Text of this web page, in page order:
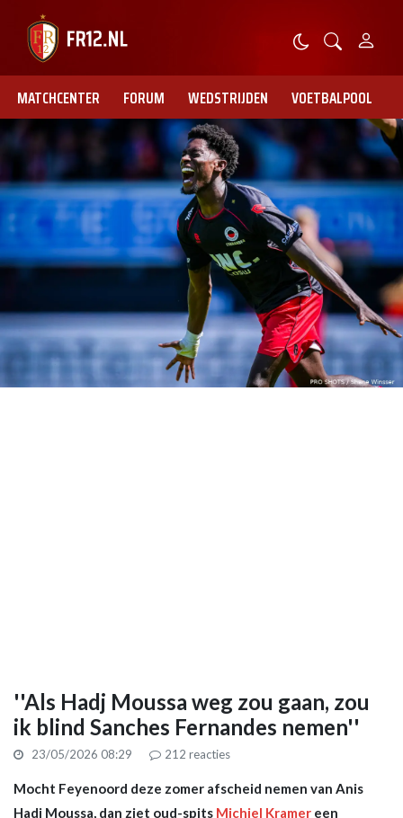
MATCHCENTER FORUM WEDSTRIJDEN VOETBALPOOL
''Als Hadj Moussa weg zou gaan, zou
ik blind Sanches Fernandes nemen''
23/05/2026 08:29 212 reacties
Mocht Feyenoord deze zomer afscheid nemen van Anis
Hadj Moussa, dan ziet oud-spits Michiel Kramer een